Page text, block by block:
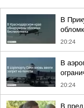
В
20:24
В
20:24
В